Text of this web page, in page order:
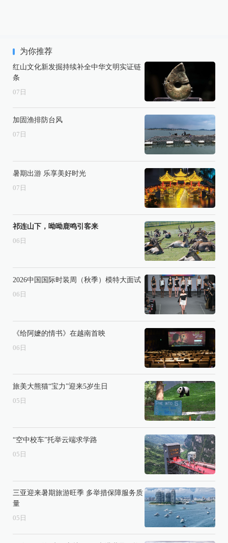
为你推荐
红山文化新发掘持续补全中华文明实证链
条
07 日
加固渔排防台风
07 日
暑期出游 乐享美好时光
07 日
祁连山下，呦呦鹿鸣引客来
06 日
2026中国国际时装周（秋季）模特大面试
06 日
《给阿嬷的情书》在越南首映
06 日
旅美大熊猫“宝力”迎来5岁生日
05 日
“空中校车”托举云端求学路
05 日
三亚迎来暑期旅游旺季 多举措保障服务质
量
05 日